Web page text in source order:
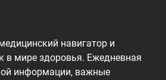
навигатор и
мире здоровья. Ежедневная
информации, важные